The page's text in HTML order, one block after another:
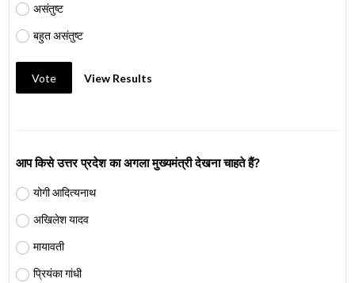
असंतुष्ट
बहुत असंतुष्ट
Vote View Results
आप किसे उत्तर प्रदेश का अगला मुख्यमंत्री देखना चाहते हैं?
योगी आदित्यनाथ
अखिलेश यादव
मायावती
प्रियंका गांधी